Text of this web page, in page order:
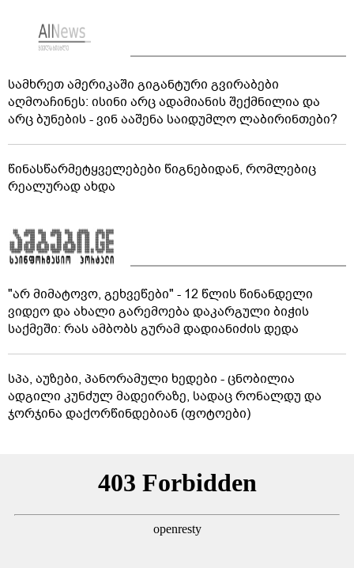
სამხრეთ ამერიკაში გიგანტური გვირაბები
აღმოაჩინეს: ისინი არც ადამიანის შექმნილია და
არც ბუნების - ვინ ააშენა საიდუმლო ლაბირინთები?
წინასწარმეტყველებები წიგნებიდან, რომლებიც
რეალურად ახდა
"არ მიმატოვო, გეხვეწები" - 12 წლის წინანდელი
ვიდეო და ახალი გარემოება დაკარგული ბიჭის
საქმეში: რას ამბობს გურამ დადიანიძის დედა
სპა, აუზები, პანორამული ხედები - ცნობილია
ადგილი კუნძულ მადეირაზე, სადაც რონალდუ და
ჯორჯინა დაქორწინდებიან (ფოტოები)